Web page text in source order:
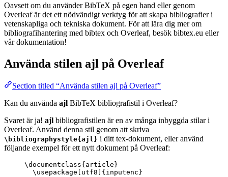
Oavsett om du använder BibTeX på egen hand eller genom
Overleaf är det ett nödvändigt verktyg för att skapa bibliografier i
vetenskapliga och tekniska dokument. För att lära dig mer om
bibliografihantering med bibtex och Overleaf, besök bibtex.eu eller
vår dokumentation!
Använda stilen ajl på Overleaf
Section titled “Använda stilen ajl på Overleaf”
Kan du använda ajl BibTeX bibliografistil i Overleaf?
Svaret är ja! ajl bibliografistilen är en av många inbyggda stilar i
Overleaf. Använd denna stil genom att skriva
\bibliographystyle{ajl} i ditt tex-dokument, eller använd
följande exempel för ett nytt dokument på Overleaf:
\documentclass{ article }
\usepackage
utf8 ]{ inputenc }